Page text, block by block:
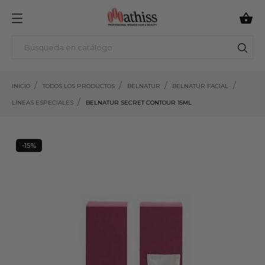

INICIO TODOS LOS PRODUCTOS BELNATUR BELNATUR FACIAL
LÍNEAS ESPECIALES BELNATUR SECRET CONTOUR 15ML
15%
-15%